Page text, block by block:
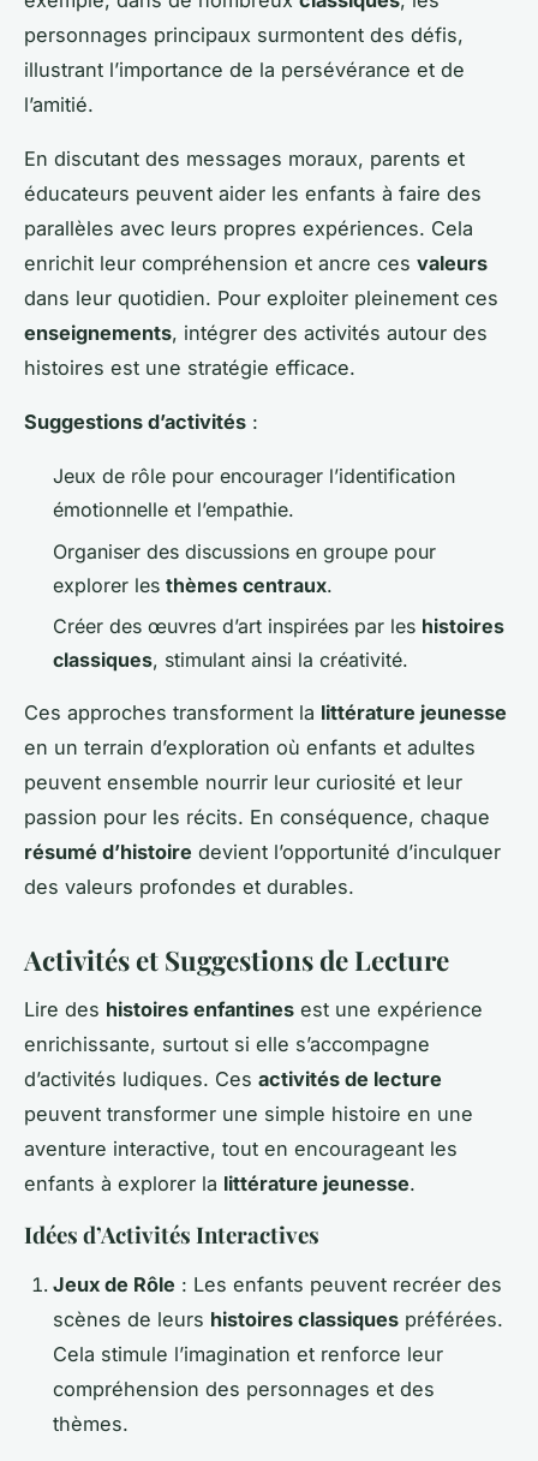
personnages principaux surmontent des défis,
illustrant l’importance de la persévérance et de
l’amitié.
En discutant des messages moraux, parents et
éducateurs peuvent aider les enfants à faire des
parallèles avec leurs propres expériences. Cela
enrichit leur compréhension et ancre ces valeurs
dans leur quotidien. Pour exploiter pleinement ces
enseignements, intégrer des activités autour des
histoires est une stratégie efficace.
Suggestions d’activités :
Jeux de rôle pour encourager l’identification
émotionnelle et l’empathie.
Organiser des discussions en groupe pour
explorer les thèmes centraux.
Créer des œuvres d’art inspirées par les histoires
classiques, stimulant ainsi la créativité.
Ces approches transforment la littérature jeunesse
en un terrain d’exploration où enfants et adultes
peuvent ensemble nourrir leur curiosité et leur
passion pour les récits. En conséquence, chaque
résumé d’histoire devient l’opportunité d’inculquer
des valeurs profondes et durables.
Activités et Suggestions de Lecture
Lire des histoires enfantines est une expérience
enrichissante, surtout si elle s’accompagne
d’activités ludiques. Ces activités de lecture
peuvent transformer une simple histoire en une
aventure interactive, tout en encourageant les
enfants à explorer la littérature jeunesse.
Idées d’Activités Interactives
Jeux de Rôle : Les enfants peuvent recréer des
scènes de leurs histoires classiques préférées.
Cela stimule l’imagination et renforce leur
compréhension des personnages et des
thèmes.